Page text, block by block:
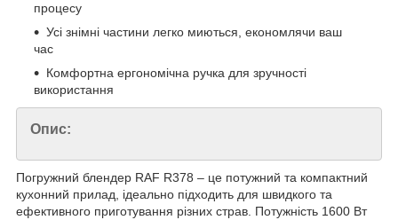
процесу
Усі знімні частини легко миються, економлячи ваш
час
Комфортна ергономічна ручка для зручності
використання
Опис:
Погружний блендер RAF R378 – це потужний та компактний
кухонний прилад, ідеально підходить для швидкого та
ефективного приготування різних страв. Потужність 1600 Вт